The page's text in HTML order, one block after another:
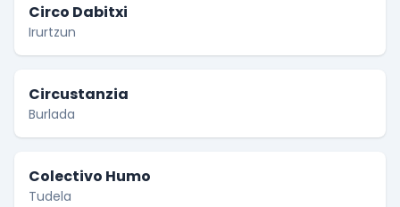
Circo Dabitxi
Irurtzun
Circustanzia
Burlada
Colectivo Humo
Tudela